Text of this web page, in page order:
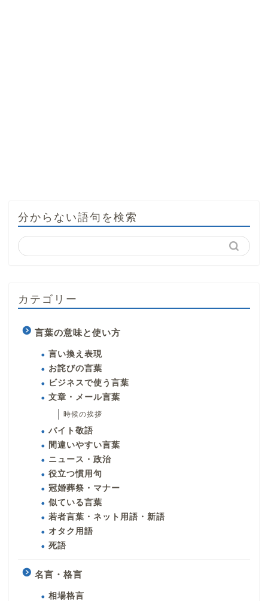
分からない語句を検索
カテゴリー
言葉の意味と使い方
言い換え表現
お詫びの言葉
ビジネスで使う言葉
文章・メール言葉
時候の挨拶
バイト敬語
間違いやすい言葉
ニュース・政治
役立つ慣用句
冠婚葬祭・マナー
似ている言葉
若者言葉・ネット用語・新語
オタク用語
死語
名言・格言
相場格言